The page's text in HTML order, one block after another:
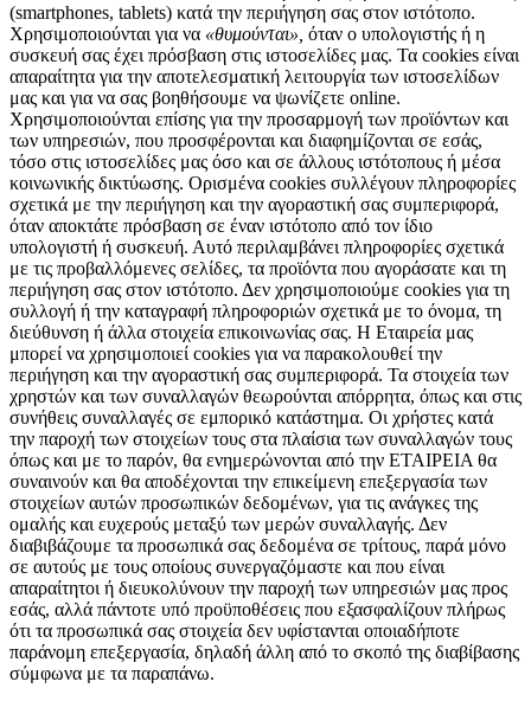
(smartphones, tablets) κατά την περιήγηση σας στον ιστότοπο.
Χρησιμοποιούνται για να «θυμούνται», όταν ο υπολογιστής ή η
συσκευή σας έχει πρόσβαση στις ιστοσελίδες μας. Τα cookies είναι
απαραίτητα για την αποτελεσματική λειτουργία των ιστοσελίδων
μας και για να σας βοηθήσουμε να ψωνίζετε online.
Χρησιμοποιούνται επίσης για την προσαρμογή των προϊόντων και
των υπηρεσιών, που προσφέρονται και διαφημίζονται σε εσάς,
τόσο στις ιστοσελίδες μας όσο και σε άλλους ιστότοπους ή μέσα
κοινωνικής δικτύωσης. Ορισμένα cookies συλλέγουν πληροφορίες
σχετικά με την περιήγηση και την αγοραστική σας συμπεριφορά,
όταν αποκτάτε πρόσβαση σε έναν ιστότοπο από τον ίδιο
υπολογιστή ή συσκευή. Αυτό περιλαμβάνει πληροφορίες σχετικά
με τις προβαλλόμενες σελίδες, τα προϊόντα που αγοράσατε και τη
περιήγηση σας στον ιστότοπο. Δεν χρησιμοποιούμε cookies για τη
συλλογή ή την καταγραφή πληροφοριών σχετικά με το όνομα, τη
διεύθυνση ή άλλα στοιχεία επικοινωνίας σας. Η Εταιρεία μας
μπορεί να χρησιμοποιεί cookies για να παρακολουθεί την
περιήγηση και την αγοραστική σας συμπεριφορά. Τα στοιχεία των
χρηστών και των συναλλαγών θεωρούνται απόρρητα, όπως και στις
συνήθεις συναλλαγές σε εμπορικό κατάστημα. Οι χρήστες κατά
την παροχή των στοιχείων τους στα πλαίσια των συναλλαγών τους
όπως και με το παρόν, θα ενημερώνονται από την ΕΤΑΙΡΕΙΑ θα
συναινούν και θα αποδέχονται την επικείμενη επεξεργασία των
στοιχείων αυτών προσωπικών δεδομένων, για τις ανάγκες της
ομαλής και ευχερούς μεταξύ των μερών συναλλαγής. Δεν
διαβιβάζουμε τα προσωπικά σας δεδομένα σε τρίτους, παρά μόνο
σε αυτούς με τους οποίους συνεργαζόμαστε και που είναι
απαραίτητοι ή διευκολύνουν την παροχή των υπηρεσιών μας προς
εσάς, αλλά πάντοτε υπό προϋποθέσεις που εξασφαλίζουν πλήρως
ότι τα προσωπικά σας στοιχεία δεν υφίστανται οποιαδήποτε
παράνομη επεξεργασία, δηλαδή άλλη από το σκοπό της διαβίβασης
σύμφωνα με τα παραπάνω.